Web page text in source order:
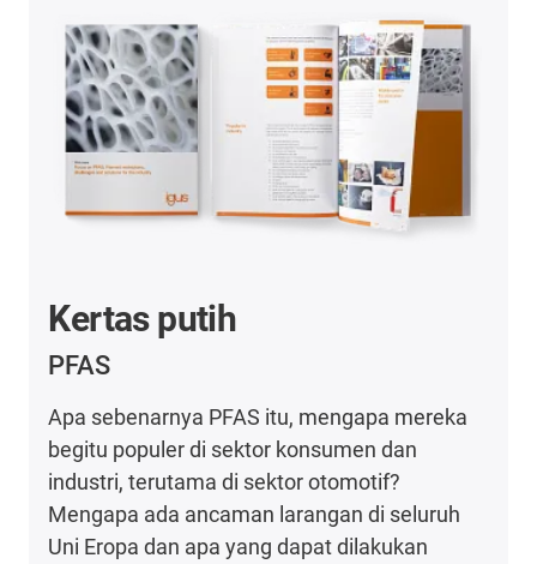
Kertas putih
PFAS
Apa sebenarnya PFAS itu, mengapa mereka
begitu populer di sektor konsumen dan
industri, terutama di sektor otomotif?
Mengapa ada ancaman larangan di seluruh
Uni Eropa dan apa yang dapat dilakukan